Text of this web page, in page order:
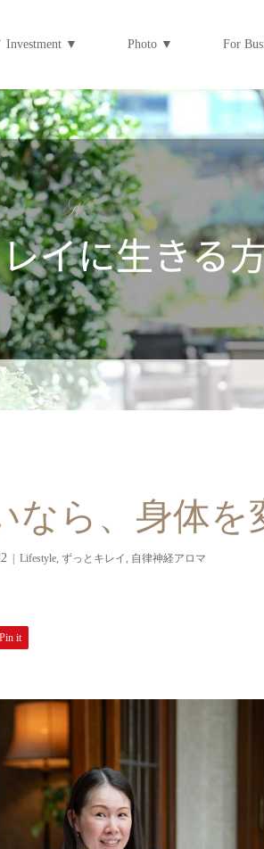
Investment ▼ Photo ▼ For
なら、身体を
Lifestyle, ずっとキレイ 自律神経アロマ
Pin it